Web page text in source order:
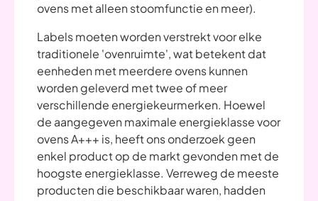
ovens met alleen stoomfunctie en meer).
Labels moeten worden verstrekt voor elke
traditionele 'ovenruimte', wat betekent dat
eenheden met meerdere ovens kunnen
worden geleverd met twee of meer
verschillende energiekeurmerken. Hoewel
de aangegeven maximale energieklasse voor
ovens A+++ is, heeft ons onderzoek geen
enkel product op de markt gevonden met de
hoogste energieklasse. Verreweg de meeste
producten die beschikbaar waren, hadden